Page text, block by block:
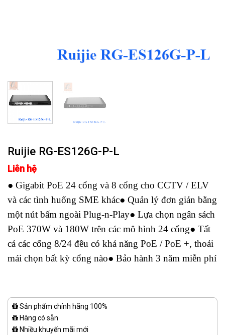
Ruijie RG-ES126G-P-L
Liên hệ
● Gigabit PoE 24 cổng và 8 cổng cho CCTV / ELV
và các tình huống SME khác● Quản lý đơn giản bằng
một nút bấm ngoài Plug-n-Play● Lựa chọn ngân sách
PoE 370W và 180W trên các mô hình 24 cổng● Tất
cả các cổng 8/24 đều có khả năng PoE / PoE +, thoải
mái chọn bất kỳ cổng nào● Bảo hành 3 năm miễn phí
Sản phẩm chính hãng 100%
Hàng có sẵn
Nhiều khuyến mãi mới